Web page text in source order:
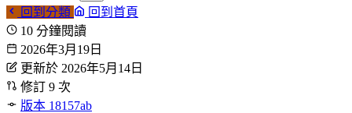
回到分類
回到首頁
10 分鐘閱讀
2026年3月19日
更新於 2026年5月14日
修訂 9 次
版本 18157ab